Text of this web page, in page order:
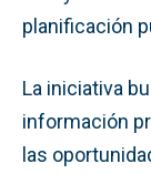
planificación
La iniciativa
información
las